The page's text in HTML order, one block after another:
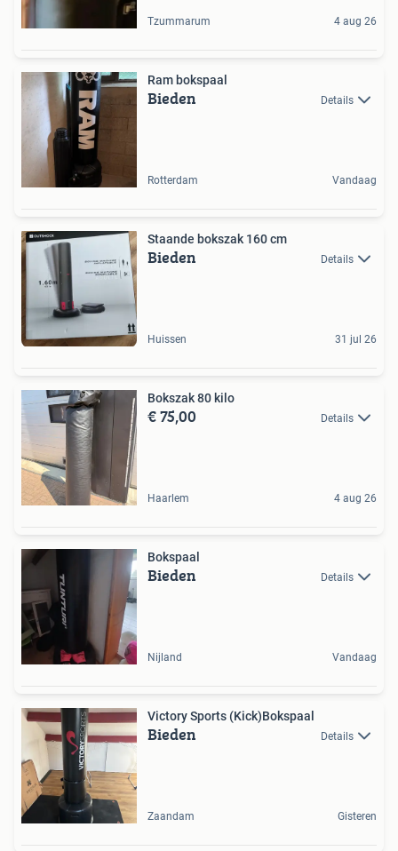
Tzummarum 4 aug 26
Ram bokspaal
Bieden Details
Rotterdam Vandaag
Staande bokszak 160 cm
Bieden Details
Huissen 31 jul 26
Bokszak 80 kilo
€ 75,00 Details
Haarlem 4 aug 26
Bokspaal
Bieden Details
Nijland Vandaag
Victory Sports (Kick)Bokspaal
Bieden Details
Zaandam Gisteren